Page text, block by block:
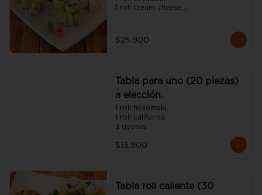
1 roll cream cheese.
$25.900
Tabla para uno (20 piezas)
a elección.
1 roll hosomaki.
1 roll california.
3 gyosas
$13.900
Tabla roll caliente (30